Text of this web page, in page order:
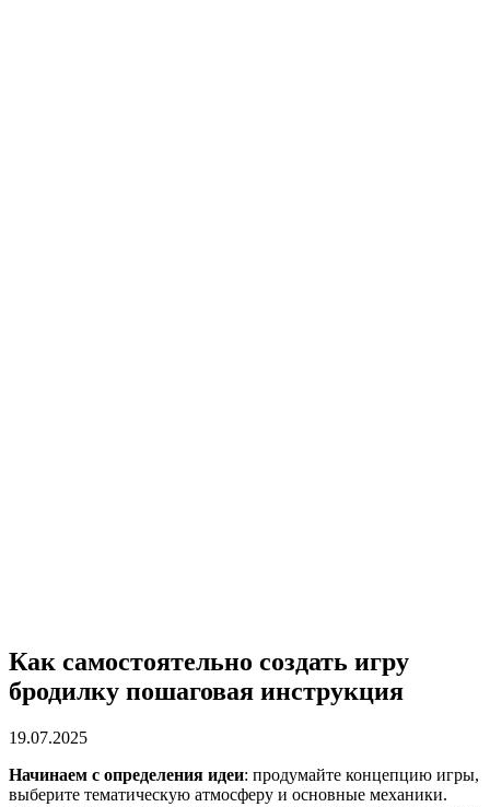
Как самостоятельно создать игру
бродилку пошаговая инструкция
19.07.2025
Начинаем с определения идеи: продумайте концепцию игры,
выберите тематическую атмосферу и основные механики.